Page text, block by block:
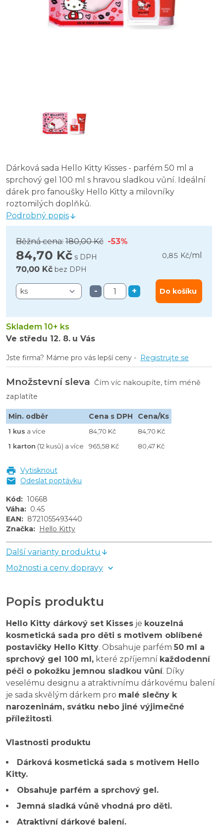
Dárková sada Hello Kitty Kisses - parfém 50 ml a
sprchový gel 100 ml s hravou sladkou vůní. Ideální
dárek pro fanoušky Hello Kitty a milovníky
roztomilých doplňků.
Podrobný popis
Běžná cena: 180,00 Kč -53%
84,70 Kč s DPH 0,85 Kč/ml
70,00 Kč bez DPH
- + Do košíku
Skladem 10+ ks
Ve středu 12. 8. u Vás
Jste firma? Máme pro vás lepší ceny - Registrujte se
Množstevní sleva Čím víc nakoupíte, tím méně
zaplatíte
Min. odběr Cena s DPH Cena/Ks
1 kus a více 84,70 Kč
84,70 Kč
1 karton (12 kusů) a více 965,58 Kč 80,47 Kč
Vytisknout
Odeslat poptávku
Kód: 10668
Váha: 0.45
EAN: 8721055493440
Značka: Hello Kitty
Další varianty produktu
Možnosti a ceny dopravy
Popis produktu
Hello Kitty dárkový set Kisses je kouzelná
kosmetická sada pro děti s motivem oblíbené
postavičky Hello Kitty. Obsahuje parfém 50 ml a
sprchový gel 100 ml, které zpříjemní každodenní
péči o pokožku jemnou sladkou vůní. Díky
veselému designu a atraktivnímu dárkovému balení
je sada skvělým dárkem pro malé slečny k
narozeninám, svátku nebo jiné výjimečné
příležitosti.
Vlastnosti produktu
Dárková kosmetická sada s motivem Hello
Kitty.
Obsahuje parfém a sprchový gel.
Jemná sladká vůně vhodná pro děti.
Atraktivní dárkové balení.